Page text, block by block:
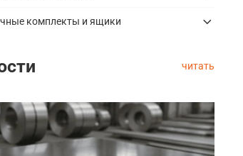
комплекты и ящики
читать